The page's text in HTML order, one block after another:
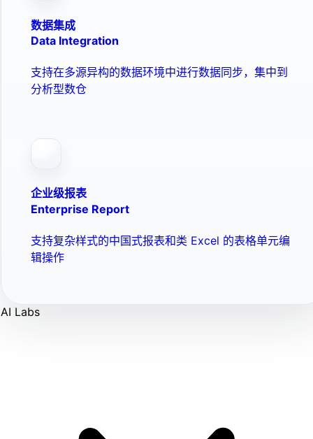
数据集成
Data Integration
支持在多源异构的数据环境中进行数据同步，集中到
分析型数仓
企业级报表
Enterprise Report
支持复杂样式的中国式报表和类 Excel 的表格单元编
辑操作
AI Labs